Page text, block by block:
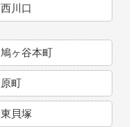
西川口
鳩ヶ谷本町
原町
東貝塚